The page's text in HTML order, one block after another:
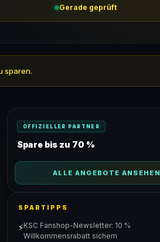
Gerade geprüft
sparen.
OFFIZIELLER PARTNER
Spare bis zu 70 %
ALLE ANGEBOTE ANSEHEN
SPARTIPPS
⚡KSC Fanshop-Newsletter: 10 %
Willkommensrabatt sichern